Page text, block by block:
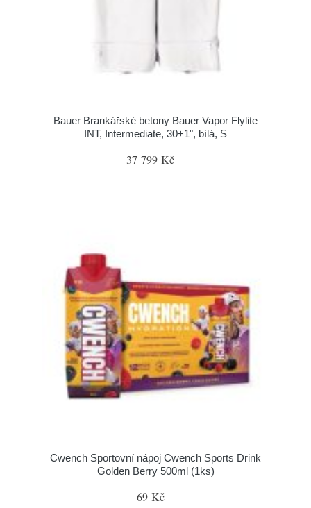
Bauer Brankářské betony Bauer Vapor Flylite
INT, Intermediate, 30+1", bílá, S
37 799 Kč
Cwench Sportovní nápoj Cwench Sports Drink
Golden Berry 500ml (1ks)
69 Kč